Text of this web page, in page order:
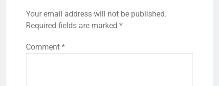
Your email address will not be published.
Required fields are marked *
Comment *